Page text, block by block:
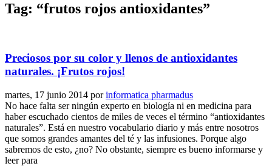
Tag: “frutos rojos antioxidantes”
Preciosos por su color y llenos de antioxidantes
naturales. ¡Frutos rojos!
martes, 17 junio 2014 porinformatica pharmadus
No hace falta ser ningún experto en biología ni en medicina para
haber escuchado cientos de miles de veces el término “antioxidantes
naturales”. Está en nuestro vocabulario diario y más entre nosotros
que somos grandes amantes del té y las infusiones. Porque algo
sabremos de esto, ¿no? No obstante, siempre es bueno informarse y
leer para